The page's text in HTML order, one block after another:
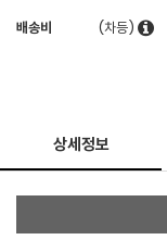
배송비 (차등)
상세정보